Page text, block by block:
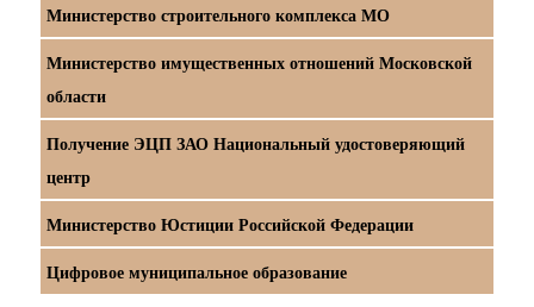
Министерство строительного комплекса МО
Министерство имущественных отношений Московской
области
Получение ЭЦП ЗАО Национальный удостоверяющий
центр
Министерство Юстиции Российской Федерации
Цифровое муниципальное образование